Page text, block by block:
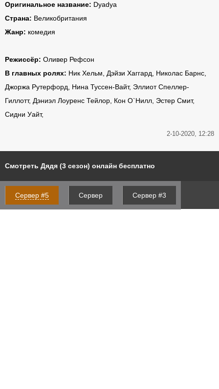
Оригинальное название: Dyadya
Страна: Великобритания
Жанр: комедия
Режиссёр: Оливер Рефсон
В главных ролях: Ник Хельм, Дэйзи Хаггард, Николас Барнс,
Джоржа Рутерфорд, Нина Туссен-Вайт, Эллиот Спеллер-
Гиллотт, Дэниэл Лоуренс Тейлор, Кон О`Нилл, Эстер Смит,
Сидни Уайт,
2-10-2020, 12:28
Смотреть Дядя (3 сезон) онлайн бесплатно
Сервер #5 Сервер Сервер #3